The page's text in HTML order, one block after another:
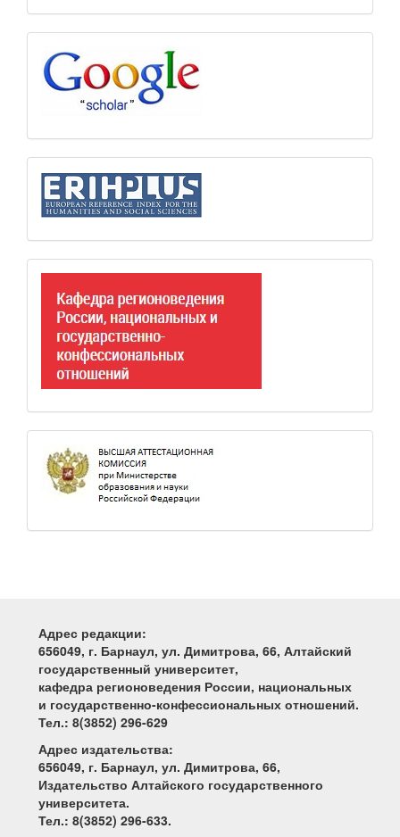
Адрес редакции:
656049, г. Барнаул, ул. Димитрова, 66, Алтайский
государственный университет,
кафедра регионоведения России, национальных
и государственно-конфессиональных отношений.
Тел.: 8(3852) 296-629
Адрес издательства:
656049, г. Барнаул, ул. Димитрова, 66,
Издательство Алтайского государственного
университета.
Тел.: 8(3852) 296-633.